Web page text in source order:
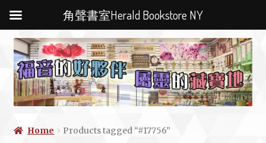
Home Products tagged “#17756”
角聲書室Herald Bookstore NY